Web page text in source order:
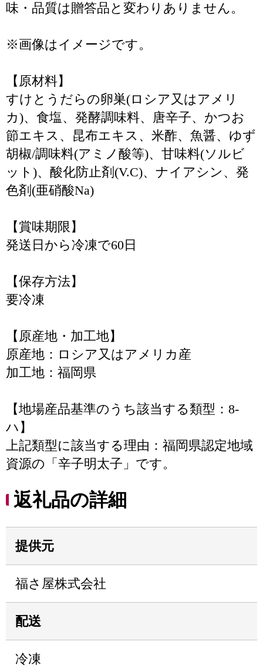
味・品質は贈答品と変わりありません。
※画像はイメージです。
【原材料】
すけとうだらの卵巣(ロシア又はアメリ
カ)、食塩、発酵調味料、唐辛子、かつお
節エキス、昆布エキス、米酢、魚醤、ゆず
胡椒/調味料(アミノ酸等)、甘味料(ソルビ
ット)、酸化防止剤(V.C)、ナイアシン、発
色剤(亜硝酸Na)
【賞味期限】
発送日から冷凍で60日
【保存方法】
要冷凍
【原産地・加工地】
原産地：ロシア又はアメリカ産
加工地：福岡県
【地場産品基準のうち該当する類型：8-
ハ】
上記類型に該当する理由：福岡県認定地域
資源の「辛子明太子」です。
返礼品の詳細
提供元
福さ屋株式会社
配送
冷凍